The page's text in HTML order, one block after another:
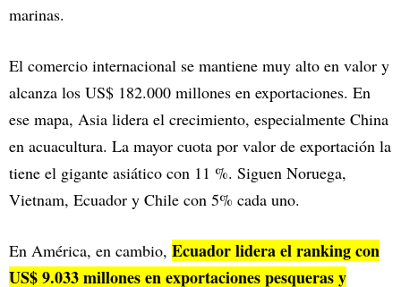
marinas.
El comercio internacional se mantiene muy alto en valor y
alcanza los US$ 182.000 millones en exportaciones. En
ese mapa, Asia lidera el crecimiento, especialmente China
en acuacultura. La mayor cuota por valor de exportación la
tiene el gigante asiático con 11 %. Siguen Noruega,
Vietnam, Ecuador y Chile con 5% cada uno.
En América, en cambio, Ecuador lidera el ranking con
US$ 9.033 millones en exportaciones pesqueras y